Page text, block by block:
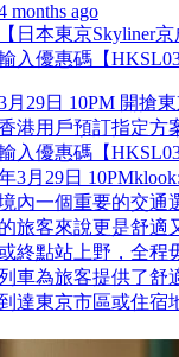
months ago
日本東京Skyliner
入優惠碼【
月29日 10PM 開搶
港用戶預訂指定方
入優惠碼【
3月29日
內一個重要的交通
旅客來說更是舒適
終點站上野，全程
車為旅客提供了舒
達東京市區或住宿